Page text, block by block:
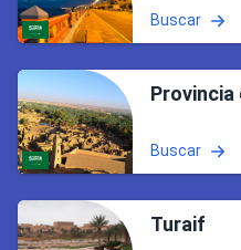
Buscar
Provincia
Buscar
Turaif